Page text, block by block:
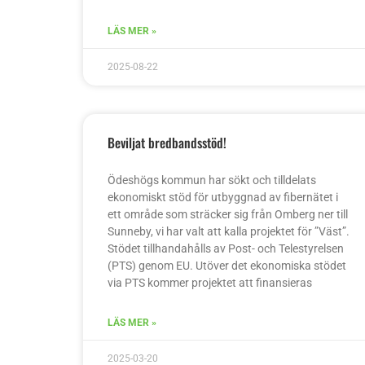
LÄS MER »
2025-08-22
Beviljat bredbandsstöd!
Ödeshögs kommun har sökt och tilldelats
ekonomiskt stöd för utbyggnad av fibernätet i
ett område som sträcker sig från Omberg ner till
Sunneby, vi har valt att kalla projektet för ”Väst”.
Stödet tillhandahålls av Post- och Telestyrelsen
(PTS) genom EU. Utöver det ekonomiska stödet
via PTS kommer projektet att finansieras
LÄS MER »
2025-03-20